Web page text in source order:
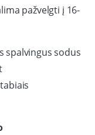
pažvelgti į 16-
spalvingus sodus